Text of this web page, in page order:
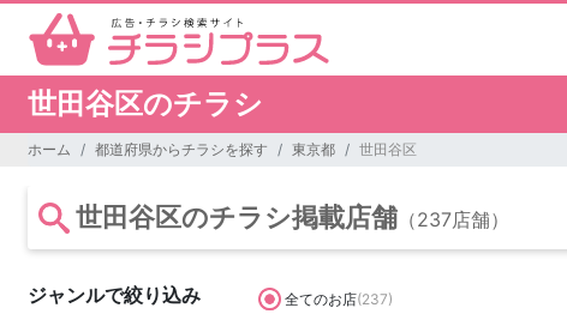
世田谷区のチラシ
ホーム 都道府県からチラシを探す 東京都 世田谷区
世田谷区のチラシ掲載店舗 （237店舗）
ジャンルで絞り込み 全てのお店(237)